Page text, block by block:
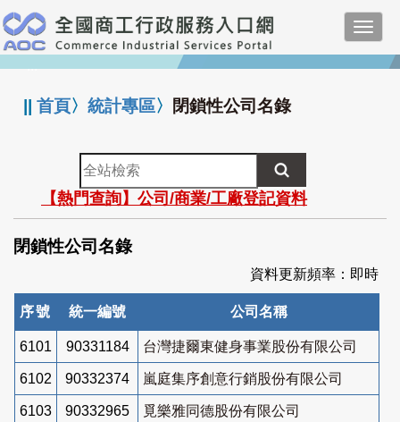
跳
到
主
要
:::
||首頁〉統計專區〉 閉鎖性公司名錄
全
站
檢
索
【熱門查詢】公司/商業/工廠登記資料
閉鎖性公司名錄
資料更新頻率：即時
序號 統一編號 公司名稱
6101 90331184 台灣捷爾東健身事業股份有限公司
6102 90332374 嵐庭集序創意行銷股份有限公司
6103 90332965 覓樂雅同德股份有限公司